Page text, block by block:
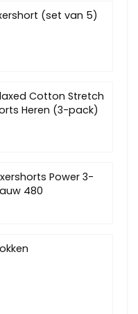
(set van 5)
Cotton Stretch
Heren (3-pack)
Power 3-
480